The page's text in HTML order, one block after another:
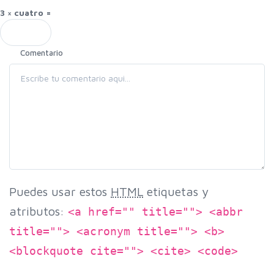
3 × cuatro =
Comentario
Puedes usar estos HTML etiquetas y
atributos: <a href="" title=""> <abbr
title=""> <acronym title=""> <b>
<blockquote cite=""> <cite> <code>